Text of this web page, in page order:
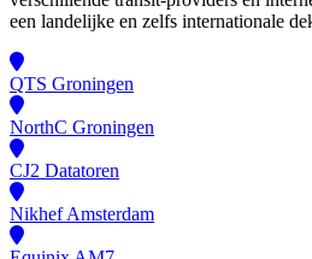
een landelijke en zelfs internationale
QTS Groningen
NorthC Groningen
CJ2 Datatoren
Nikhef Amsterdam